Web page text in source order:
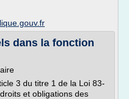
dans la fonction
3 du titre 1 de la Loi 83-
et obligations des